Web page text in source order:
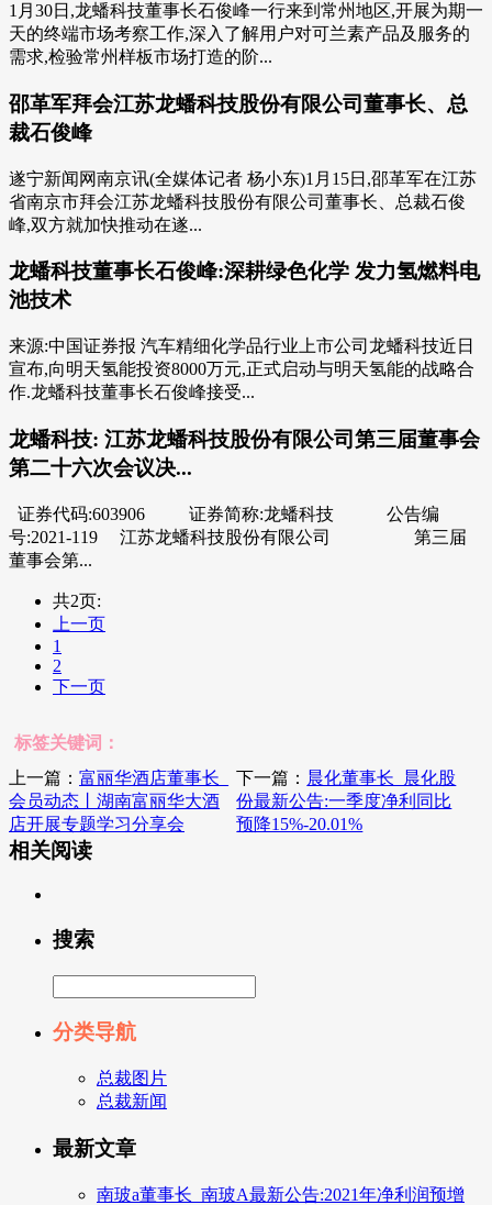
1月30日,龙蟠科技董事长石俊峰一行来到常州地区,开展为期一
天的终端市场考察工作,深入了解用户对可兰素产品及服务的
需求,检验常州样板市场打造的阶...
邵革军拜会江苏龙蟠科技股份有限公司董事长、总
裁石俊峰
遂宁新闻网南京讯(全媒体记者 杨小东)1月15日,邵革军在江苏
省南京市拜会江苏龙蟠科技股份有限公司董事长、总裁石俊
峰,双方就加快推动在遂...
龙蟠科技董事长石俊峰:深耕绿色化学 发力氢燃料电
池技术
来源:中国证券报 汽车精细化学品行业上市公司龙蟠科技近日
宣布,向明天氢能投资8000万元,正式启动与明天氢能的战略合
作.龙蟠科技董事长石俊峰接受...
龙蟠科技: 江苏龙蟠科技股份有限公司第三届董事会
第二十六次会议决...
证券代码:603906 证券简称:龙蟠科技 公告编
号:2021-119 江苏龙蟠科技股份有限公司 第三届
董事会第...
共2页:
上一页
1
2
下一页
标签关键词：
上一篇： 富丽华酒店董事长_
会员动态丨湖南富丽华大酒
店开展专题学习分享会
下一篇： 晨化董事长_晨化股
份最新公告:一季度净利同比
预降15%-20.01%
相关阅读
搜索
分类导航
总裁图片
总裁新闻
最新文章
南玻a董事长_南玻A最新公告:2021年净利润预增